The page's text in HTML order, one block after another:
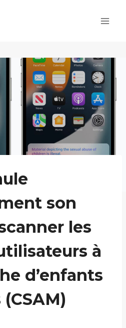
son
les
à
d’enfants